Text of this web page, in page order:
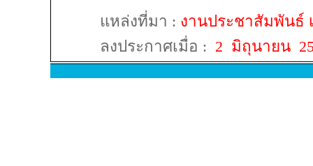
แหล่งที่มา : งานประชาสัมพันธ์
ลงประกาศเมื่อ : 2 มิถุนายน